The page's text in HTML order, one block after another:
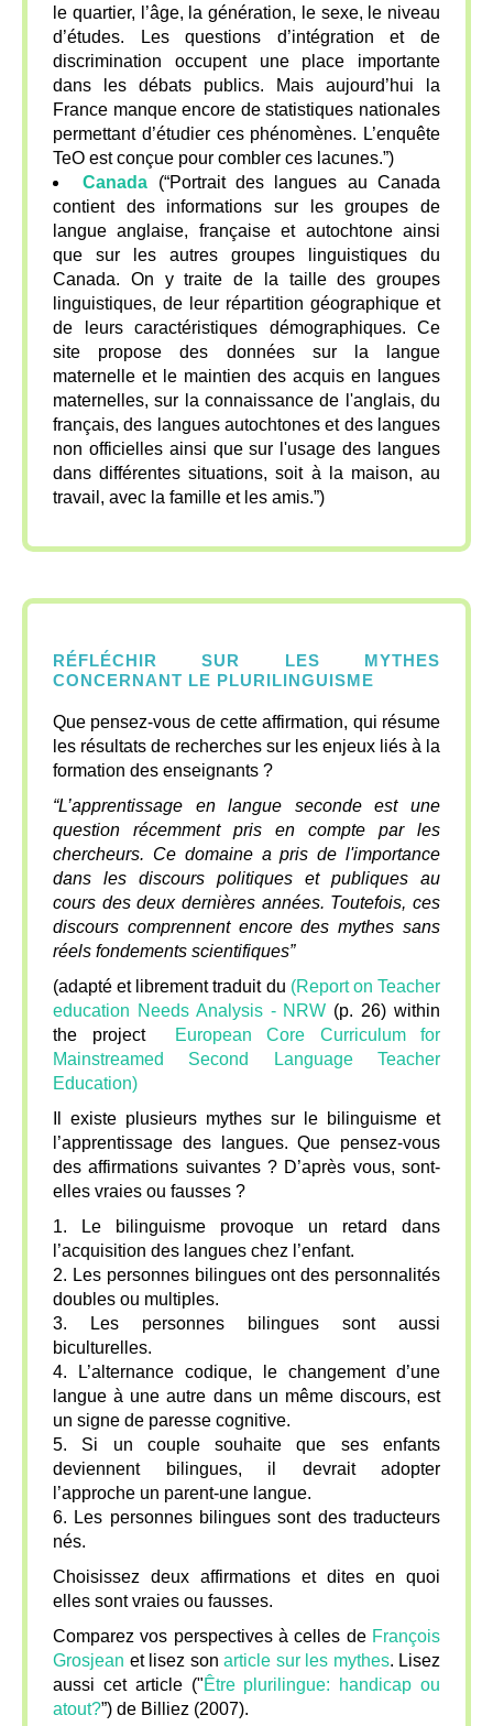
le quartier, l’âge, la génération, le sexe, le niveau
d’études. Les questions d’intégration et de
discrimination occupent une place importante
dans les débats publics. Mais aujourd’hui la
France manque encore de statistiques nationales
permettant d’étudier ces phénomènes. L’enquête
TeO est conçue pour combler ces lacunes.”)
Canada (“Portrait des langues au Canada
contient des informations sur les groupes de
langue anglaise, française et autochtone ainsi
que sur les autres groupes linguistiques du
Canada. On y traite de la taille des groupes
linguistiques, de leur répartition géographique et
de leurs caractéristiques démographiques. Ce
site propose des données sur la langue
maternelle et le maintien des acquis en langues
maternelles, sur la connaissance de l'anglais, du
français, des langues autochtones et des langues
non officielles ainsi que sur l'usage des langues
dans différentes situations, soit à la maison, au
travail, avec la famille et les amis.”)
RÉFLÉCHIR SUR LES MYTHES
CONCERNANT LE PLURILINGUISME
Que pensez-vous de cette affirmation, qui résume
les résultats de recherches sur les enjeux liés à la
formation des enseignants ?
“L’apprentissage en langue seconde est une
question récemment pris en compte par les
chercheurs. Ce domaine a pris de l'importance
dans les discours politiques et publiques au
cours des deux dernières années. Toutefois, ces
discours comprennent encore des mythes sans
réels fondements scientifiques”
(adapté et librement traduit du (Report on Teacher
education Needs Analysis - NRW (p. 26) within
the project
European Core Curriculum for
Mainstreamed Second Language Teacher
Education)
Il existe plusieurs mythes sur le bilinguisme et
l’apprentissage des langues. Que pensez-vous
des affirmations suivantes ? D’après vous, sont-
elles vraies ou fausses ?
1. Le bilinguisme provoque un retard dans
l’acquisition des langues chez l’enfant.
2. Les personnes bilingues ont des personnalités
doubles ou multiples.
3. Les personnes bilingues sont aussi
biculturelles.
4. L’alternance codique, le changement d’une
langue à une autre dans un même discours, est
un signe de paresse cognitive.
5. Si un couple souhaite que ses enfants
deviennent bilingues, il devrait adopter
l’approche un parent-une langue.
6. Les personnes bilingues sont des traducteurs
nés.
Choisissez deux affirmations et dites en quoi
elles sont vraies ou fausses.
Comparez vos perspectives à celles de François
Grosjean et lisez son article sur les mythes. Lisez
aussi cet article ("Être plurilingue: handicap ou
atout?”) de Billiez (2007).